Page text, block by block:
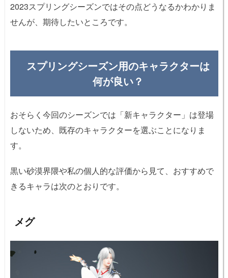
2023スプリングシーズンではその点どうなるかわかりま
せんが、期待したいところです。
スプリングシーズン用のキャラクターは
何が良い？
おそらく今回のシーズンでは「新キャラクター」は登場
しないため、既存のキャラクターを選ぶことになりま
す。
黒い砂漠界隈や私の個人的な評価から見て、おすすめで
きるキャラは次のとおりです。
メグ